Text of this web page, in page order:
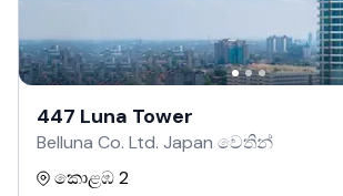
447 Luna Tower
Belluna Co. Ltd. Japan වෙතින්
කොළඹ 2